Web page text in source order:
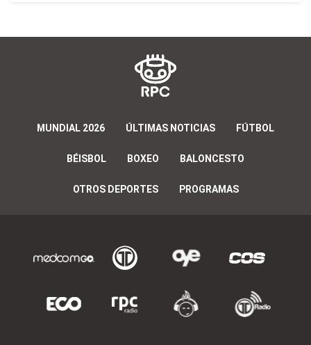
MUNDIAL 2026 ÚLTIMAS NOTICIAS FÚTBOL
BÉISBOL BOXEO BALONCESTO
OTROS DEPORTES PROGRAMAS